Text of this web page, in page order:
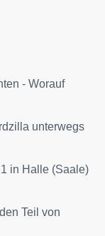
- Worauf
unterwegs
in Halle (Saale)
Teil von